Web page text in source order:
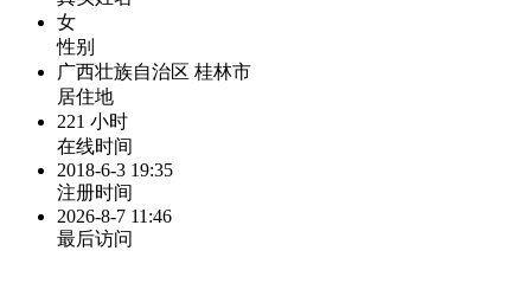
女
性别
广西壮族自治区 桂林市
居住地
221 小时
在线时间
2018-6-3 19:35
注册时间
2026-8-7 11:46
最后访问